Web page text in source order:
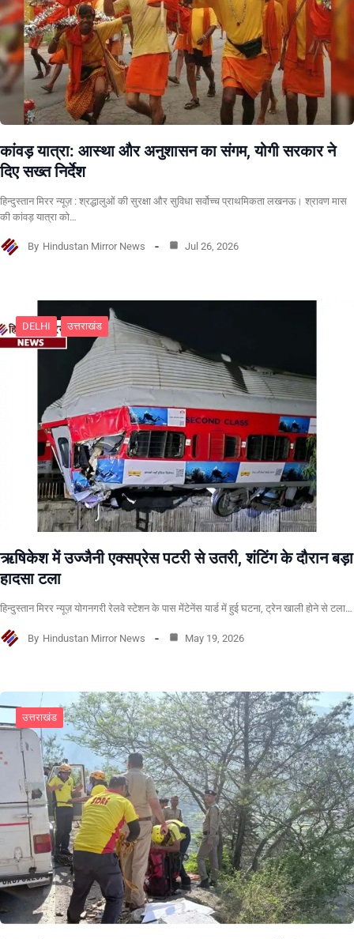
कांवड़ यात्रा: आस्था और अनुशासन का संगम, योगी सरकार ने
दिए सख्त निर्देश
हिन्दुस्तान मिरर न्यूज़ : श्रद्धालुओं की सुरक्षा और सुविधा सर्वोच्च प्राथमिकता लखनऊ। श्रावण मास
की कांवड़ यात्रा को…
By Hindustan Mirror News Jul 26, 2026
DELHI उत्तराखंड
ऋषिकेश में उज्जैनी एक्सप्रेस पटरी से उतरी, शंटिंग के दौरान बड़ा
हादसा टला
हिन्दुस्तान मिरर न्यूज़ योगनगरी रेलवे स्टेशन के पास मेंटेनेंस यार्ड में हुई घटना, ट्रेन खाली होने से टला…
By Hindustan Mirror News May 19, 2026
उत्तराखंड